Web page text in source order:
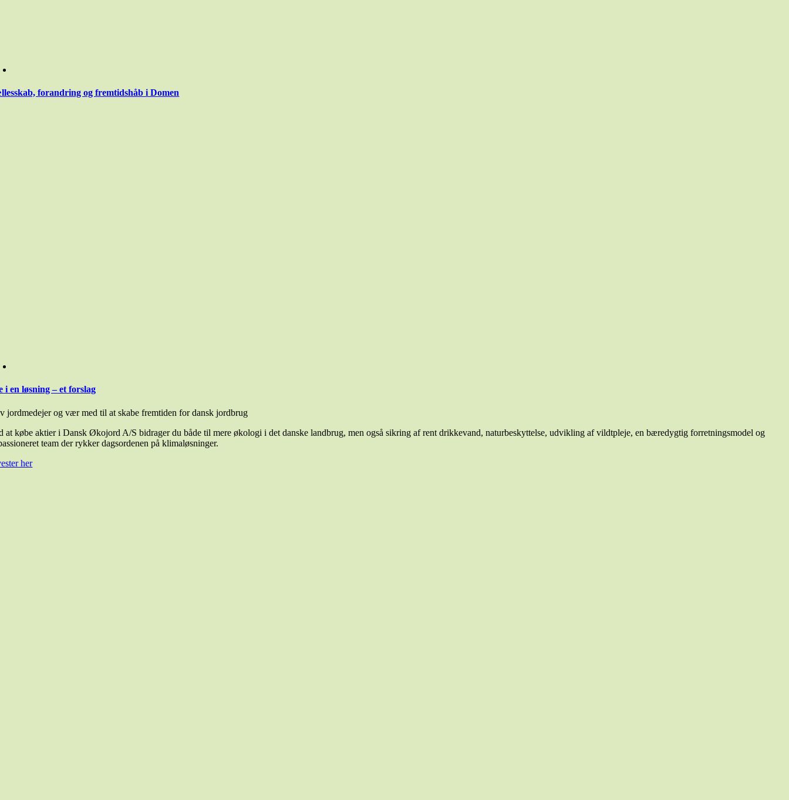
forandring og fremtidshåb i Domen
i en løsning – et forslag
jordmedejer og vær med til at skabe fremtiden for dansk jordbrug
at købe aktier i Dansk Økojord A/S bidrager du både til mere økologi i det danske landbrug, men også sikring af rent drikkevand, naturbeskyttelse, udvikling af vildtpleje, en bæredygtig forretningsmodel og
team der rykker dagsordenen på klimaløsninger.
her